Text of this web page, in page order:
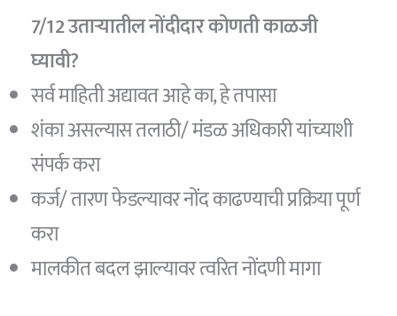
7/12 उताऱ्यातील नोंदीदार कोणती काळजी
घ्यावी?
सर्व माहिती अद्यावत आहे का, हे तपासा
शंका असल्यास तलाठी/ मंडळ अधिकारी यांच्याशी
संपर्क करा
कर्ज/ तारण फेडल्यावर नोंद काढण्याची प्रक्रिया पूर्ण
करा
मालकीत बदल झाल्यावर त्वरित नोंदणी मागा